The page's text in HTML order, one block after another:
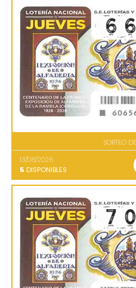
SORTEO
13/08/2026
5 DISPONIBLES